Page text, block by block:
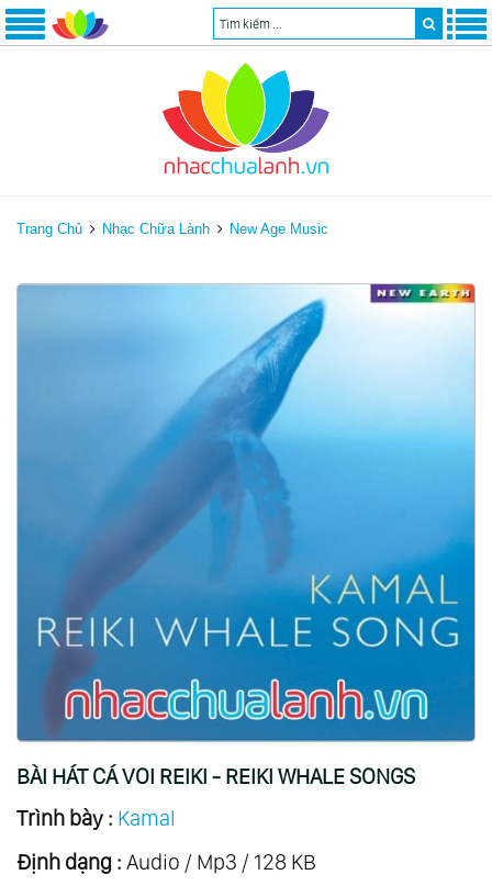
Trang Chủ Nhạc Chữa Lành New Age Music
BÀI HÁT CÁ VOI REIKI - REIKI WHALE SONGS
Trình bày : Kamal
Định dạng : Audio / Mp3 / 128 KB